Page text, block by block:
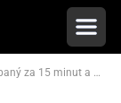
Trik s horkou a studenou vodou